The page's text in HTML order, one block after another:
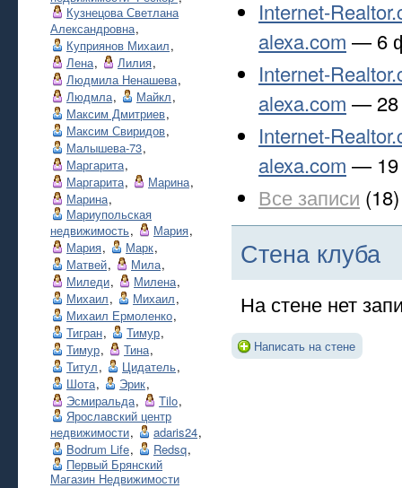
Кузнецова Светлана
Александровна,
Куприянов Михаил,
Лена, Лилия,
Людмила Ненашева,
Людмла, Майкл,
Максим Дмитриев,
Максим Свиридов,
Малышева-73,
Маргарита,
Маргарита, Марина,
Марина,
Мариупольская
недвижимость, Мария,
Мария, Марк,
Матвей, Мила,
Миледи, Милена,
Михаил, Михаил,
Михаил Ермоленко,
Тигран, Тимур,
Тимур, Тина,
Титул, Цидатель,
Шота, Эрик,
Эсмиральда, Tilo,
Ярославский центр
недвижимости, adaris24,
Bodrum Life, Redsq,
Первый Брянский
Магазин Недвижимости
Internet-
alexa.com — 6
Internet-
alexa.com — 28
Internet-
alexa.com — 19
Все записи (18)
Стена клуба
На стене нет
Написать на стене